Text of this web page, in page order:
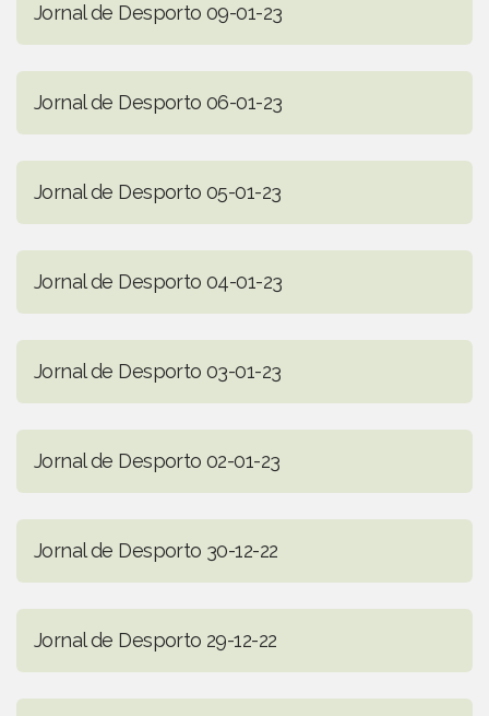
Jornal de Desporto 09-01-23
Jornal de Desporto 06-01-23
Jornal de Desporto 05-01-23
Jornal de Desporto 04-01-23
Jornal de Desporto 03-01-23
Jornal de Desporto 02-01-23
Jornal de Desporto 30-12-22
Jornal de Desporto 29-12-22